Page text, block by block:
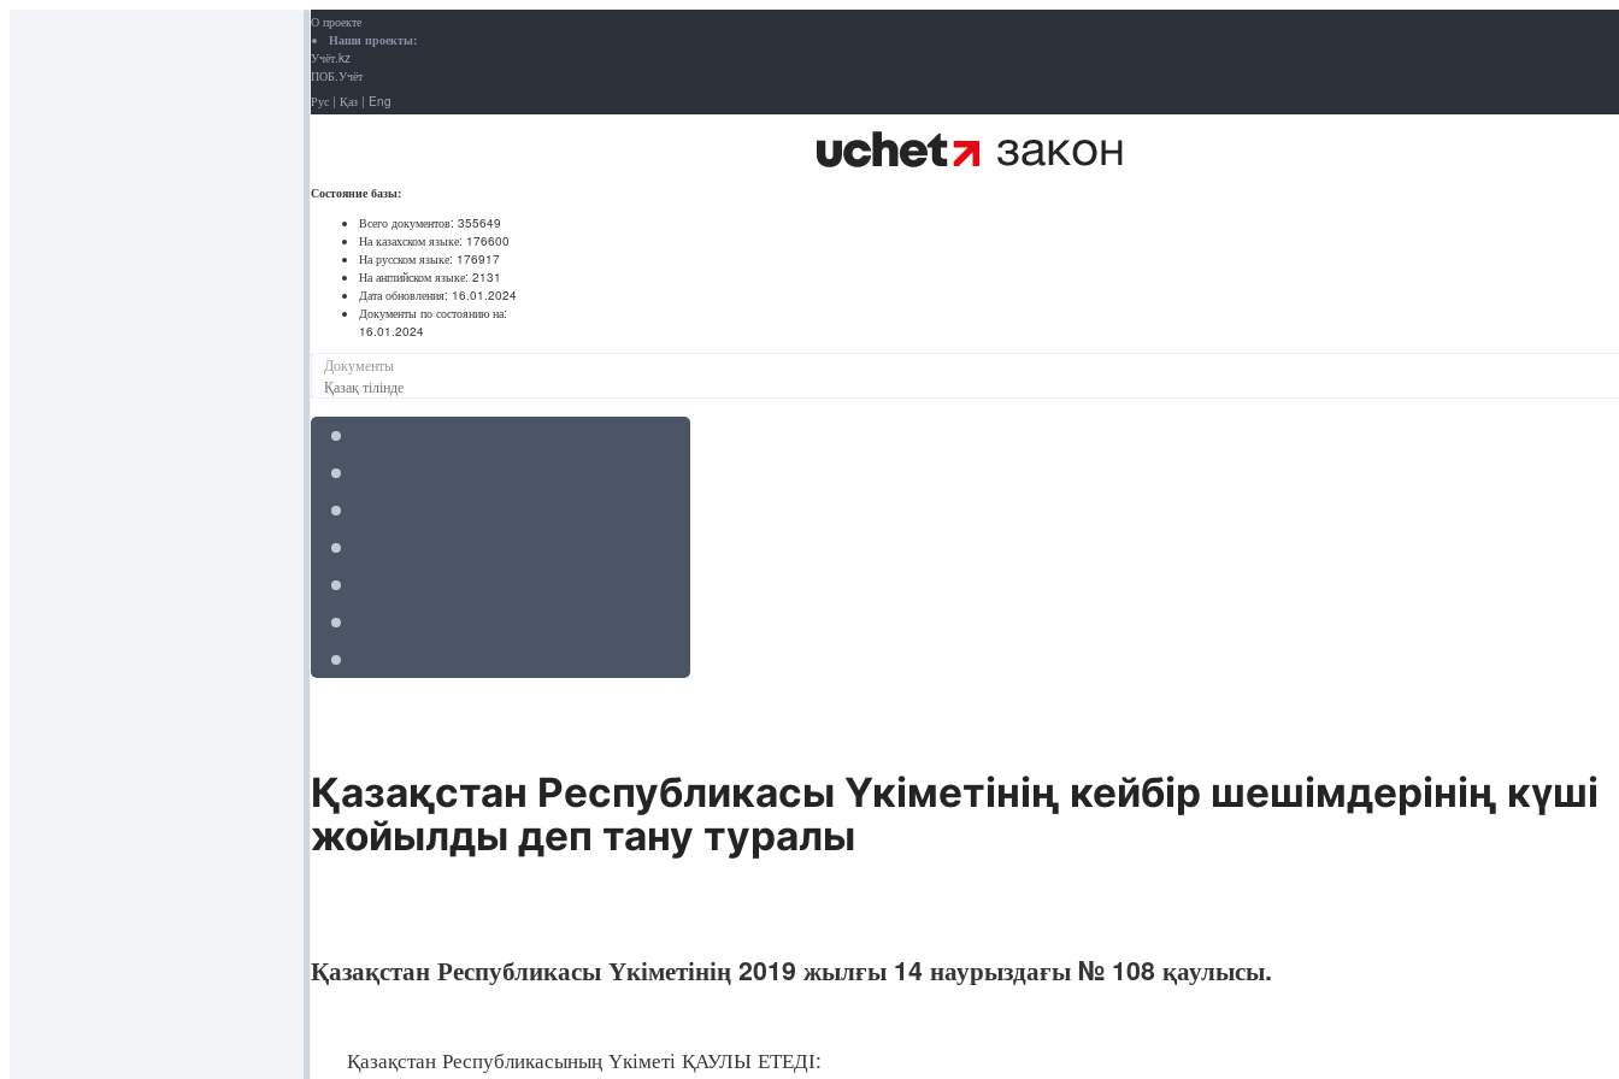
О проекте
Наши проекты:
Учёт.kz
ПОБ.Учёт
Рус | Қаз | Eng
Состояние базы:
Всего документов: 355649
На казахском языке: 176600
На русском языке: 176917
На английском языке: 2131
Дата обновления: 16.01.2024
Документы по состоянию на:
16.01.2024
Документы
Қазақ тілінде
Қазақстан Республикасы Үкіметінің кейбір шешімдерінің күші
жойылды деп тану туралы
Қазақстан Республикасы Үкіметінің 2019 жылғы 14 наурыздағы № 108 қаулысы.
Қазақстан Республикасының Үкіметі ҚАУЛЫ ЕТЕДІ: